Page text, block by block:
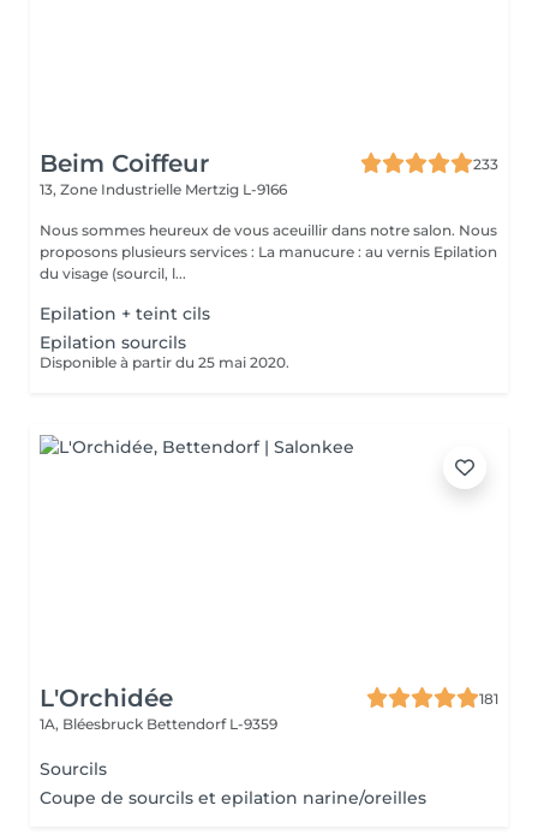
Beim Coiffeur
233
13, Zone Industrielle Mertzig L-9166
Nous sommes heureux de vous aceuillir dans notre salon. Nous
proposons plusieurs services : La manucure : au vernis Epilation
du visage (sourcil, l...
Epilation + teint cils
Epilation sourcils
Disponible à partir du 25 mai 2020.
L'Orchidée
181
1A, Bléesbruck Bettendorf L-9359
Sourcils
Coupe de sourcils et epilation narine/oreilles